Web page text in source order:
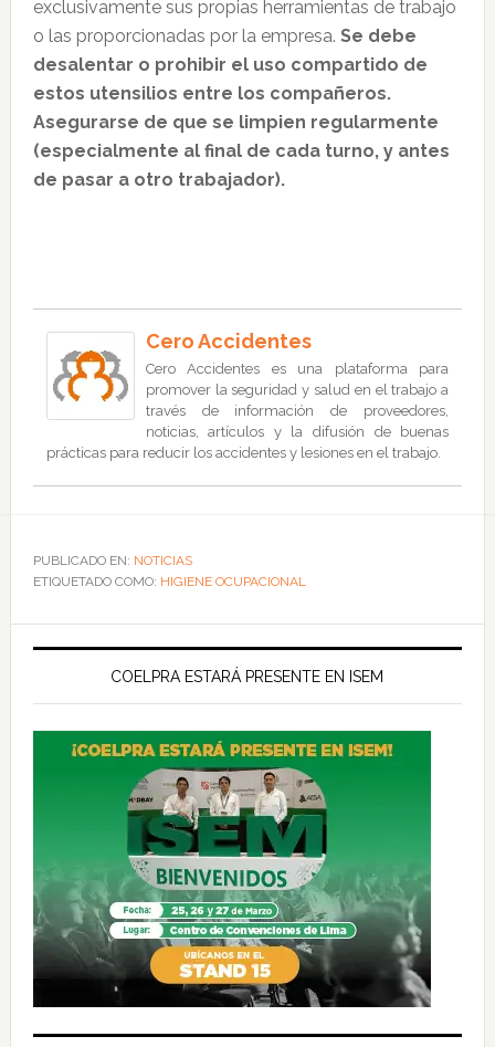
exclusivamente sus propias herramientas de trabajo
o las proporcionadas por la empresa. Se debe
desalentar o prohibir el uso compartido de
estos utensilios entre los compañeros.
Asegurarse de que se limpien regularmente
(especialmente al final de cada turno, y antes
de pasar a otro trabajador).
Cero Accidentes
Cero Accidentes es una plataforma para
promover la seguridad y salud en el trabajo a
través de información de proveedores,
noticias, artículos y la difusión de buenas
prácticas para reducir los accidentes y lesiones en el trabajo.
PUBLICADO EN: NOTICIAS
ETIQUETADO COMO: HIGIENE OCUPACIONAL
COELPRA ESTARÁ PRESENTE EN ISEM